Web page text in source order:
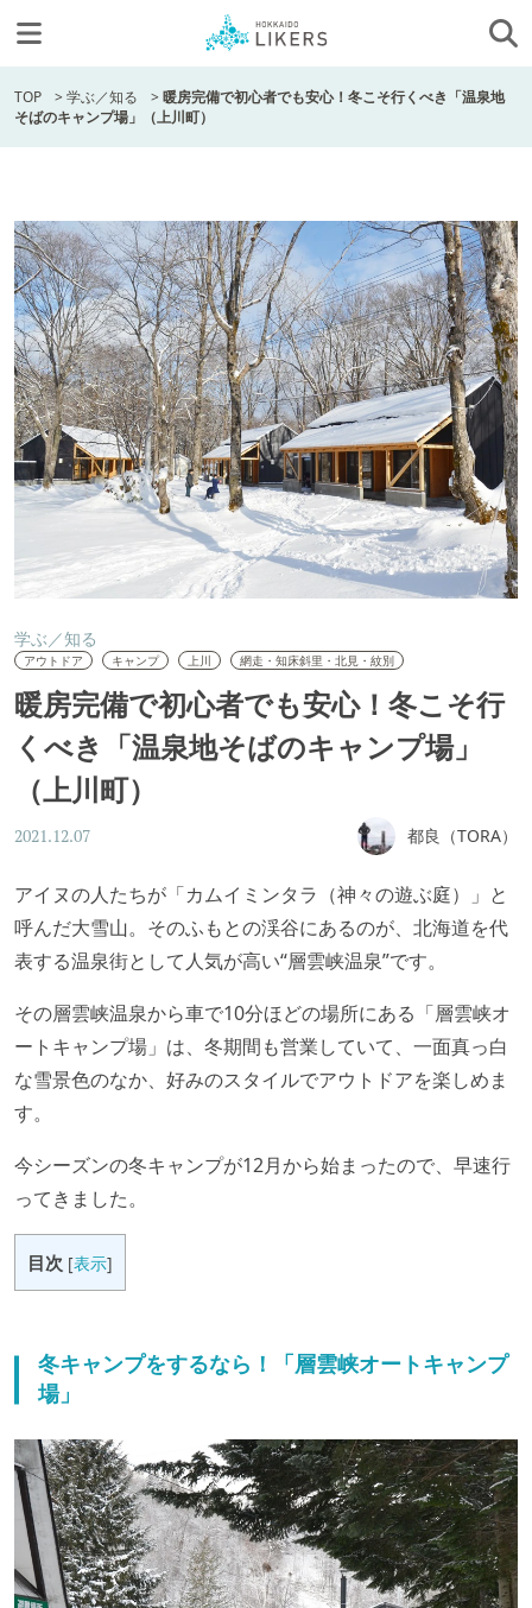
TOP >学ぶ／知る >暖房完備で初心者でも安心！冬こそ行くべき「温泉地
そばのキャンプ場」（上川町）
学ぶ／知る
アウトドア キャンプ 上川 網走・知床斜里・北見・紋別
暖房完備で初心者でも安心！冬こそ行
くべき「温泉地そばのキャンプ場」
（上川町）
2021.12.07 都良（TORA）
アイヌの人たちが「カムイミンタラ（神々の遊ぶ庭）」と
呼んだ大雪山。そのふもとの渓谷にあるのが、北海道を代
表する温泉街として人気が高い“層雲峡温泉”です。
その層雲峡温泉から車で10分ほどの場所にある「層雲峡オ
ートキャンプ場」は、冬期間も営業していて、一面真っ白
な雪景色のなか、好みのスタイルでアウトドアを楽しめま
す。
今シーズンの冬キャンプが12月から始まったので、早速行
ってきました。
目次 [表示]
冬キャンプをするなら！「層雲峡オートキャンプ
場」